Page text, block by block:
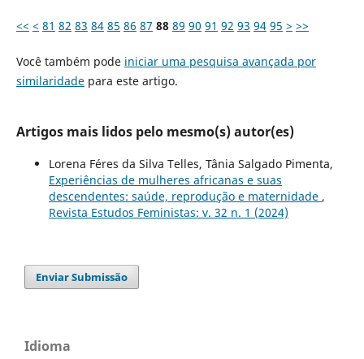
<< < 81 82 83 84 85 86 87 88 89 90 91 92 93 94 95 > >>
Você também pode iniciar uma pesquisa avançada por
similaridadepara este artigo.
Artigos mais lidos pelo mesmo(s) autor(es)
Lorena Féres da Silva Telles, Tânia Salgado Pimenta,
Experiências de mulheres africanas e suas
descendentes: saúde, reprodução e maternidade ,
Revista Estudos Feministas: v. 32 n. 1 (2024)
Enviar Submissão
Idioma